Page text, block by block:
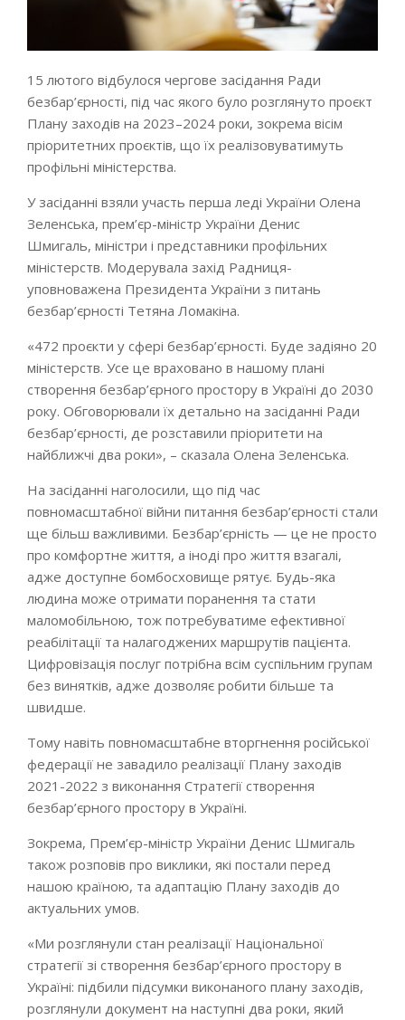
15 лютого відбулося чергове засідання Ради
безбар’єрності, під час якого було розглянуто проєкт
Плану заходів на 2023–2024 роки, зокрема вісім
пріоритетних проєктів, що їх реалізовуватимуть
профільні міністерства.
У засіданні взяли участь перша леді України Олена
Зеленська, прем’єр-міністр України Денис
Шмигаль, міністри і представники профільних
міністерств. Модерувала захід Радниця-
уповноважена Президента України з питань
безбар’єрності Тетяна Ломакіна.
«472 проєкти у сфері безбар’єрності. Буде задіяно 20
міністерств. Усе це враховано в нашому плані
створення безбар’єрного простору в Україні до 2030
року. Обговорювали їх детально на засіданні Ради
безбар’єрності, де розставили пріоритети на
найближчі два роки», – сказала Олена Зеленська.
На засіданні наголосили, що під час
повномасштабної війни питання безбар’єрності стали
ще більш важливими. Безбар’єрність — це не просто
про комфортне життя, а іноді про життя взагалі,
адже доступне бомбосховище рятує. Будь-яка
людина може отримати поранення та стати
маломобільною, тож потребуватиме ефективної
реабілітації та налагоджених маршрутів пацієнта.
Цифровізація послуг потрібна всім суспільним групам
без винятків, адже дозволяє робити більше та
швидше.
Тому навіть повномасштабне вторгнення російської
федерації не завадило реалізації Плану заходів
2021-2022 з виконання Стратегії створення
безбар’єрного простору в Україні.
Зокрема, Прем’єр-міністр України Денис Шмигаль
також розповів про виклики, які постали перед
нашою країною, та адаптацію Плану заходів до
актуальних умов.
«Ми розглянули стан реалізації Національної
стратегії зі створення безбар’єрного простору в
Україні: підбили підсумки виконаного плану заходів,
розглянули документ на наступні два роки, який